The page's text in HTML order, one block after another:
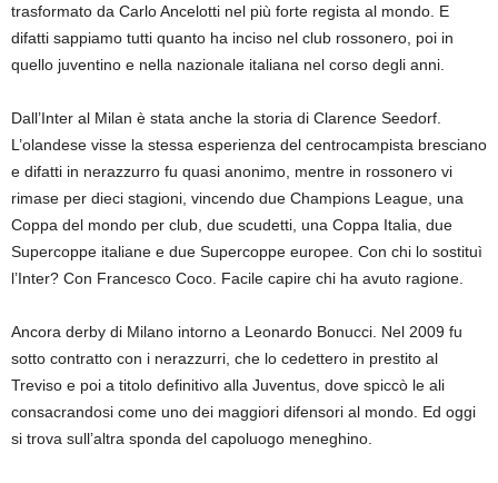
trasformato da Carlo Ancelotti nel più forte regista al mondo. E
difatti sappiamo tutti quanto ha inciso nel club rossonero, poi in
quello juventino e nella nazionale italiana nel corso degli anni.
Dall’Inter al Milan è stata anche la storia di Clarence Seedorf.
L’olandese visse la stessa esperienza del centrocampista bresciano
e difatti in nerazzurro fu quasi anonimo, mentre in rossonero vi
rimase per dieci stagioni, vincendo due Champions League, una
Coppa del mondo per club, due scudetti, una Coppa Italia, due
Supercoppe italiane e due Supercoppe europee. Con chi lo sostituì
l’Inter? Con Francesco Coco. Facile capire chi ha avuto ragione.
Ancora derby di Milano intorno a Leonardo Bonucci. Nel 2009 fu
sotto contratto con i nerazzurri, che lo cedettero in prestito al
Treviso e poi a titolo definitivo alla Juventus, dove spiccò le ali
consacrandosi come uno dei maggiori difensori al mondo. Ed oggi
si trova sull’altra sponda del capoluogo meneghino.